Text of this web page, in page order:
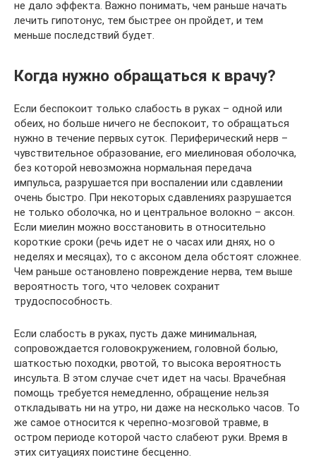
не дало эффекта. Важно понимать, чем раньше начать
лечить гипотонус, тем быстрее он пройдет, и тем
меньше последствий будет.
Когда нужно обращаться к врачу?
Если беспокоит только слабость в руках – одной или
обеих, но больше ничего не беспокоит, то обращаться
нужно в течение первых суток. Периферический нерв –
чувствительное образование, его миелиновая оболочка,
без которой невозможна нормальная передача
импульса, разрушается при воспалении или сдавлении
очень быстро. При некоторых сдавлениях разрушается
не только оболочка, но и центральное волокно – аксон.
Если миелин можно восстановить в относительно
короткие сроки (речь идет не о часах или днях, но о
неделях и месяцах), то с аксоном дела обстоят сложнее.
Чем раньше остановлено повреждение нерва, тем выше
вероятность того, что человек сохранит
трудоспособность.
Если слабость в руках, пусть даже минимальная,
сопровождается головокружением, головной болью,
шаткостью походки, рвотой, то высока вероятность
инсульта. В этом случае счет идет на часы. Врачебная
помощь требуется немедленно, обращение нельзя
откладывать ни на утро, ни даже на несколько часов. То
же самое относится к черепно-мозговой травме, в
остром периоде которой часто слабеют руки. Время в
этих ситуациях поистине бесценно.